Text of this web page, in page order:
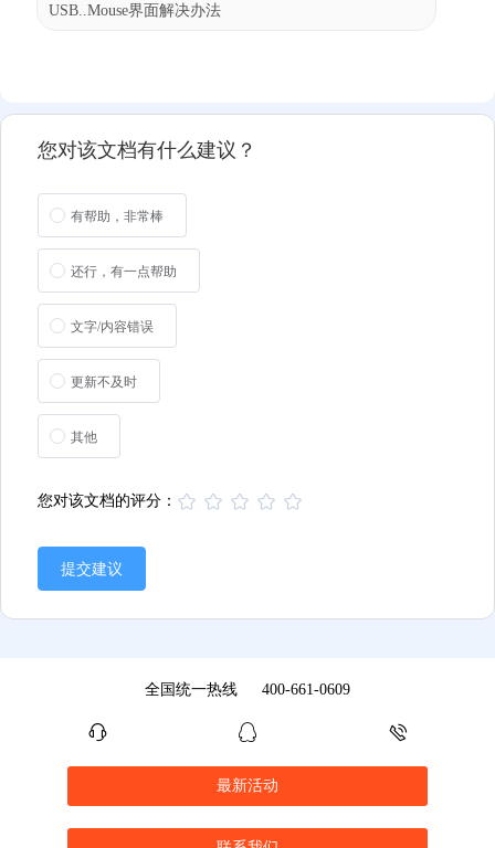
USB..Mouse界面解决办法
您对该文档有什么建议？
有帮助，非常棒
还行，有一点帮助
文字/内容错误
更新不及时
其他
您对该文档的评分：
提交建议
全国统一热线 400-661-0609
最新活动